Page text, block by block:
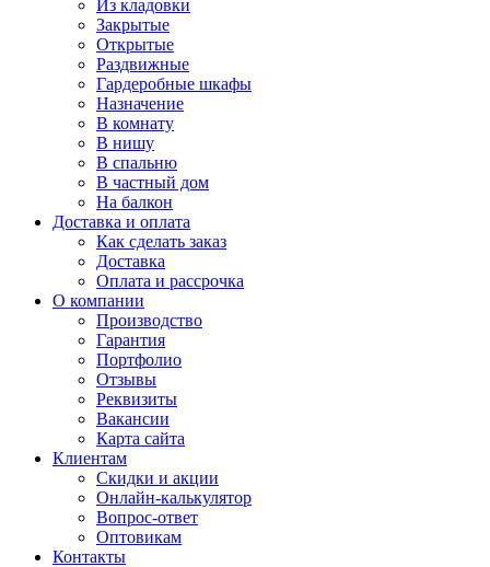
Из кладовки
Закрытые
Открытые
Раздвижные
Гардеробные шкафы
Назначение
В комнату
В нишу
В спальню
В частный дом
На балкон
Доставка и оплата
Как сделать заказ
Доставка
Оплата и рассрочка
О компании
Производство
Гарантия
Портфолио
Отзывы
Реквизиты
Вакансии
Карта сайта
Клиентам
Скидки и акции
Онлайн-калькулятор
Вопрос-ответ
Оптовикам
Контакты